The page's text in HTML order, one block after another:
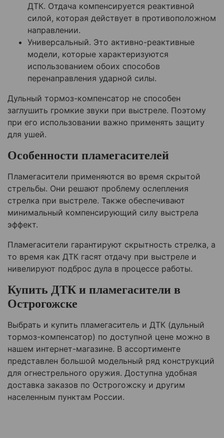
ДТК. Отдача компенсируется реактивной
силой, которая действует в противоположном
направлении.
Универсальный. Это активно-реактивные
модели, которые характеризуются
использованием обоих способов
перенаправления ударной силы.
Дульный тормоз-компенсатор не способен
заглушить громкие звуки при выстреле. Поэтому
при его использовании важно применять защиту
для ушей.
Особенности пламегасителей
Пламегасители применяются во время скрытой
стрельбы. Они решают проблему ослепления
стрелка при выстреле. Также обеспечивают
минимальный компенсирующий силу выстрела
эффект.
Пламегасители гарантируют скрытность стрелка, а
то время как ДТК гасят отдачу при выстреле и
нивелируют подброс дула в процессе работы.
Купить ДТК и пламегасители в
Острогожске
Выбрать и купить пламегаситель и ДТК (дульный
тормоз-компенсатор) по доступной цене можно в
нашем интернет-магазине. В ассортименте
представлен большой модельный ряд конструкций
для огнестрельного оружия. Доступна удобная
доставка заказов по Острогожску и другим
населенным пунктам России.